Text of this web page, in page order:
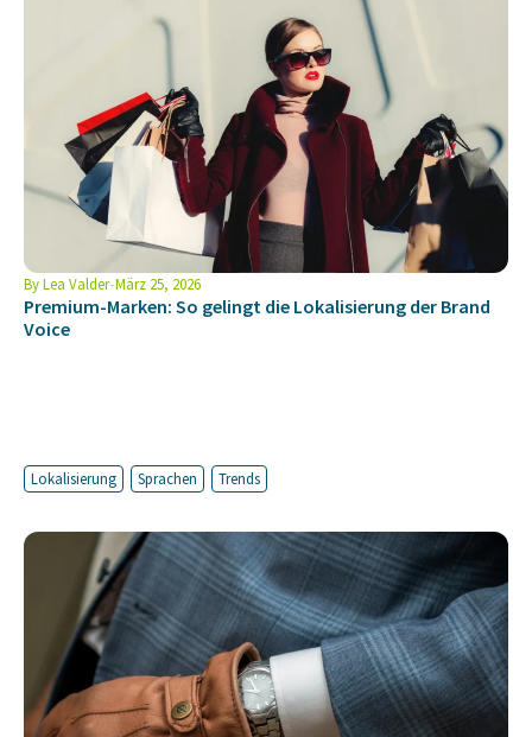
ByLea Valder März 25, 2026
Premium-Marken: So gelingt die Lokalisierung der Brand
Voice
Lokalisierung Sprachen Trends